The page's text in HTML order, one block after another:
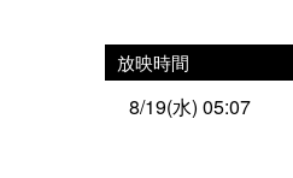
放映時間
8/19(水) 05:07